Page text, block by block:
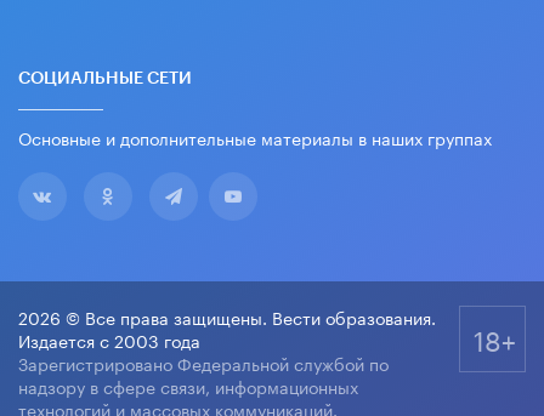
СОЦИАЛЬНЫЕ СЕТИ
Основные и дополнительные материалы в наших группах
2026 © Все права защищены. Вести образования.
Издается с 2003 года
Зарегистрировано Федеральной службой по
надзору в сфере связи, информационных
технологий и массовых коммуникаций.
18+